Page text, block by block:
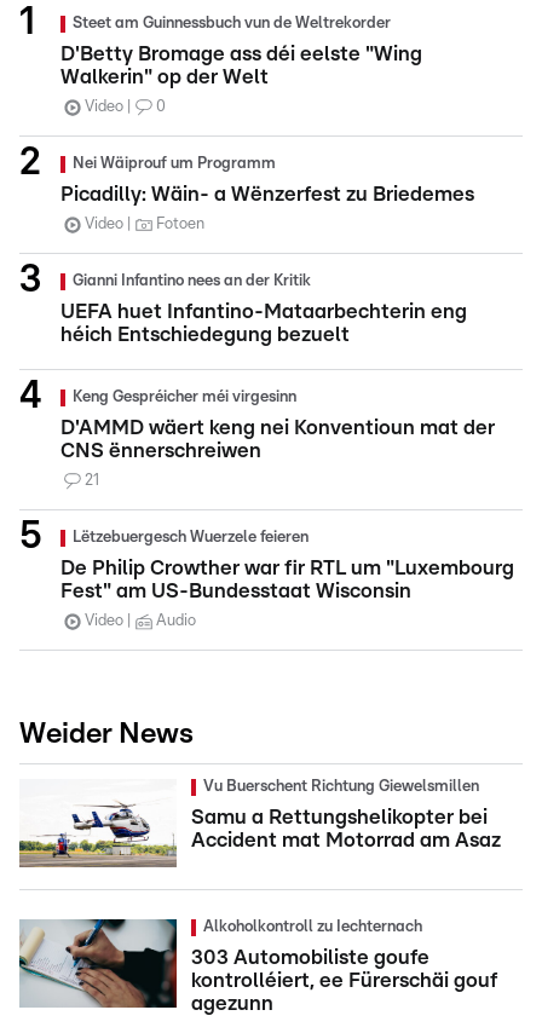
Steet am Guinnessbuch vun de Weltrekorder
D'Betty Bromage ass déi eelste "Wing
Walkerin" op der Welt
Video 0
Nei Wäiprouf um Programm
Picadilly: Wäin- a Wënzerfest zu Briedemes
Video Fotoen
Gianni Infantino nees an der Kritik
UEFA huet Infantino-Mataarbechterin eng
héich Entschiedegung bezuelt
Keng Gespréicher méi virgesinn
D'AMMD wäert keng nei Konventioun mat der
CNS ënnerschreiwen
21
Lëtzebuergesch Wuerzele feieren
De Philip Crowther war fir RTL um "Luxembourg
Fest" am US-Bundesstaat Wisconsin
Video Audio
Weider News
Vu Buerschent Richtung Giewelsmillen
Samu a Rettungshelikopter bei
Accident mat Motorrad am Asaz
Alkoholkontroll zu Iechternach
303 Automobiliste goufe
kontrolléiert, ee Fürerschäi gouf
agezunn